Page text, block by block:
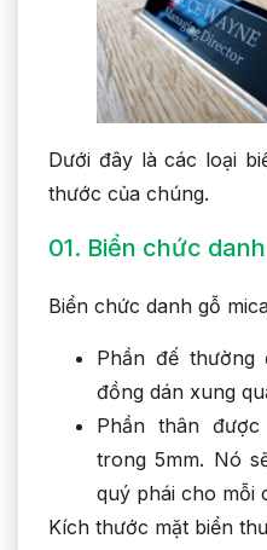
Dưới đây là các loại
thước của chúng.
01. Biển chức
Biển chức danh gỗ
Phần đế
đồng dán xung
Phần thân
trong 5mm. Nó
quý phái cho mỗi
Kích thước mặt biển